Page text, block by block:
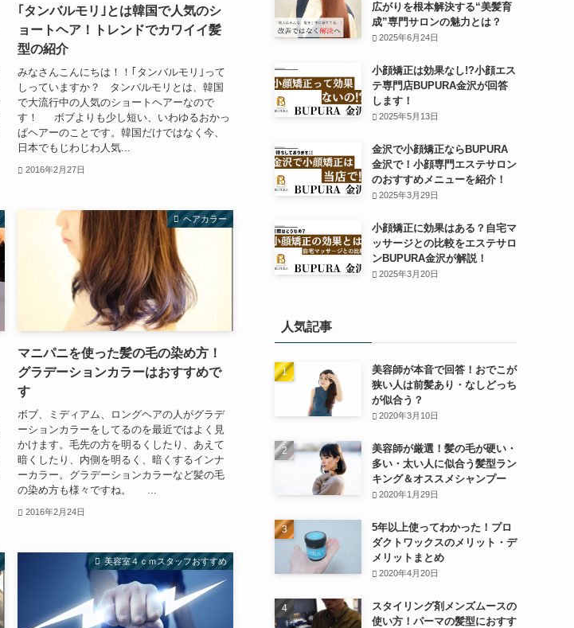
｢タンバルモリ｣とは韓国で人気のシ
ョートヘア！トレンドでカワイイ髪
型の紹介
みなさんこんにちは！！｢タンバルモリ｣って
しっていますか？ タンバルモリとは、韓国
で大流行中の人気のショートヘアーなので
す！ ボブよりも少し短い、いわゆるおかっ
ぱヘアーのことです。韓国だけではなく今、
日本でもじわじわ人気...
2016年2月27日
ヘアカラー
マニパニを使った髪の毛の染め方！
グラデーションカラーはおすすめで
す
ボブ、ミディアム、ロングヘアの人がグラデ
ーションカラーをしてるのを最近ではよく見
かけます。毛先の方を明るくしたり、あえて
暗くしたり、内側を明るく、暗くするインナ
ーカラー。グラデーションカラーなど髪の毛
の染め方も様々ですね。 ...
2016年2月24日
美容室４ｃｍスタッフおすすめ
広がりを根本解決する“美髪育
成”専門サロンの魅力とは？
2025年6月24日
小顔矯正は効果なし!?小顔エス
テ専門店BUPURA金沢が回答
します！
2025年5月13日
金沢で小顔矯正ならBUPURA
金沢で！小顔専門エステサロン
のおすすめメニューを紹介！
2025年3月29日
小顔矯正に効果はある？自宅マ
ッサージとの比較をエステサロ
ンBUPURA金沢が解説！
2025年3月20日
人気記事
美容師が本音で回答！おでこが
狭い人は前髪あり・なしどっち
が似合う？
2020年3月10日
美容師が厳選！髪の毛が硬い・
多い・太い人に似合う髪型ラン
キング＆オススメシャンプー
2020年1月29日
5年以上使ってわかった！プロ
ダクトワックスのメリット・デ
メリットまとめ
2020年4月20日
スタイリング剤メンズムースの
使い方！パーマの髪型におすす